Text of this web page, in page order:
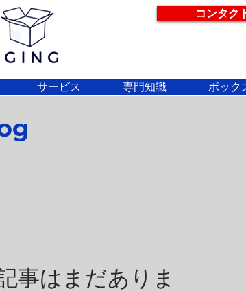
コンタク
サービス 専門知識 ボック
事はまだありま